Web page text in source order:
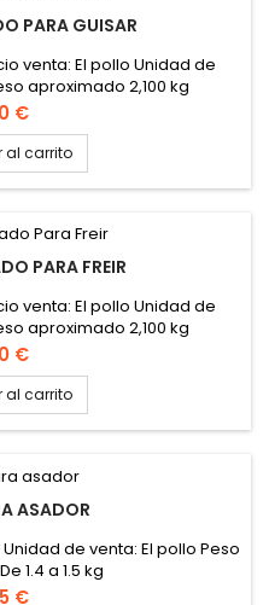
PARA GUISAR
venta: El pollo Unidad de
aproximado 2,100 kg
€
al carrito
PARA FREIR
venta: El pollo Unidad de
aproximado 2,100 kg
€
al carrito
ASADOR
de venta: El pollo Peso
1.4 a 1.5 kg
€